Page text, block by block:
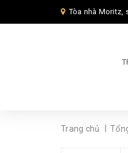
Tòa nhà Moritz, số 140 Nguyễn Văn Khối,
Trang chủ